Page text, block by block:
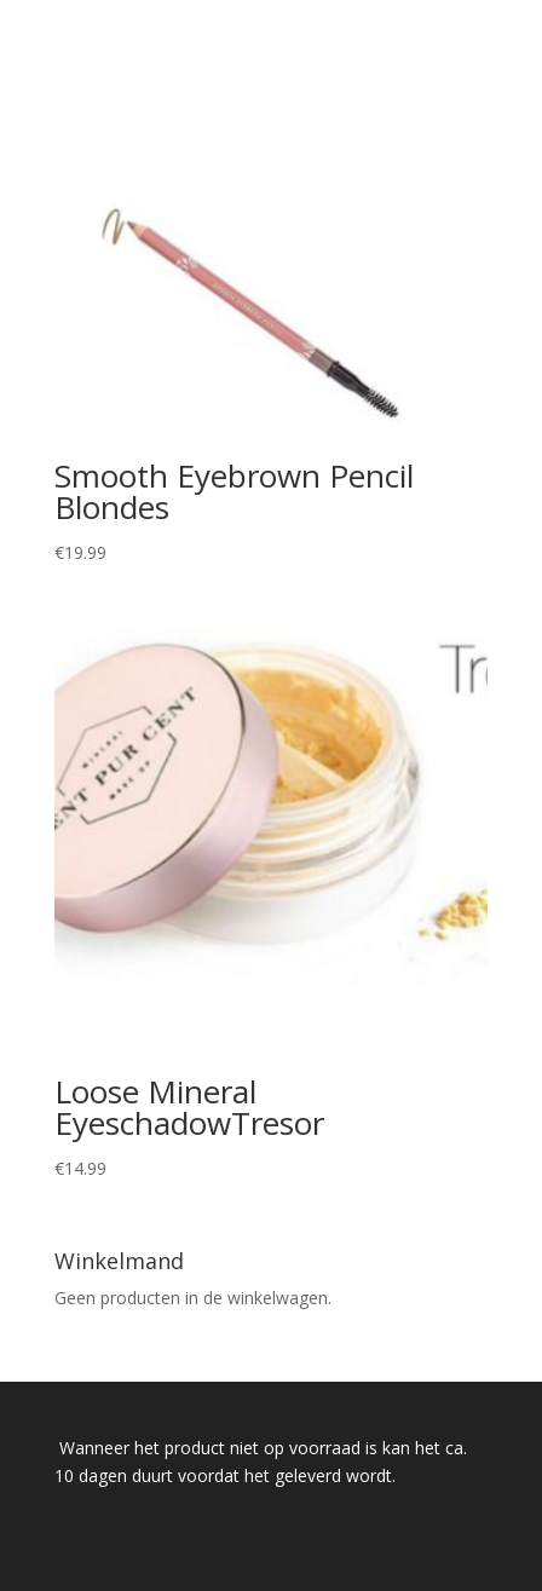
Smooth Eyebrown Pencil
Blondes
€19.99
Loose Mineral
EyeschadowTresor
€14.99
Winkelmand
Geen producten in de winkelwagen.
Wanneer het product niet op voorraad is kan het ca.
10 dagen duurt voordat het geleverd wordt.